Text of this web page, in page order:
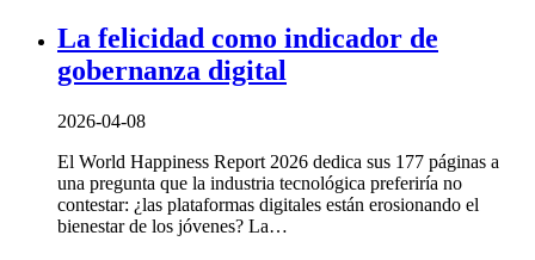
La felicidad como indicador de
gobernanza digital
2026-04-08
El World Happiness Report 2026 dedica sus 177 páginas a
una pregunta que la industria tecnológica preferiría no
contestar: ¿las plataformas digitales están erosionando el
bienestar de los jóvenes? La…